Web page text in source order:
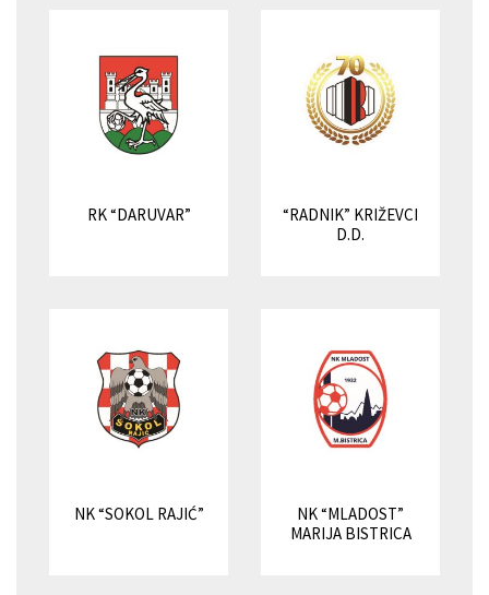
RK “DARUVAR”
“RADNIK” KRIŽEVCI
D.D.
NK “SOKOL RAJIĆ”
NK “MLADOST”
MARIJA BISTRICA